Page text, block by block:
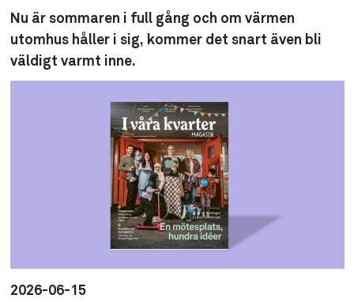
Nu är sommaren i full gång och om värmen
utomhus håller i sig, kommer det snart även bli
väldigt varmt inne.
2026-06-15